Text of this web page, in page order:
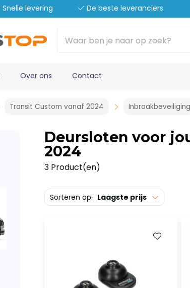
Snelle levering De beste leveranciers
Over ons Contact
Transit Custom vanaf 2024 Inbraakbeveiliging
Deursloten voor
2024
3 Product(en)
Sorteren op: Laagste prijs